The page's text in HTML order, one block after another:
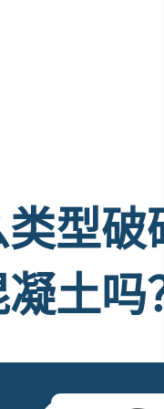
型破
土吗